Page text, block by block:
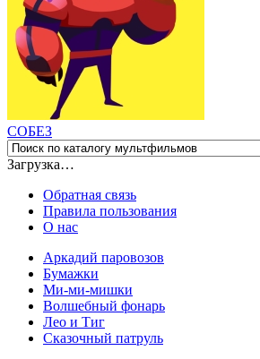
СОБЕЗ
Загрузка…
Обратная связь
Правила пользования
О нас
Аркадий паровозов
Бумажки
Ми-ми-мишки
Волшебный фонарь
Лео и Тиг
Сказочный патруль